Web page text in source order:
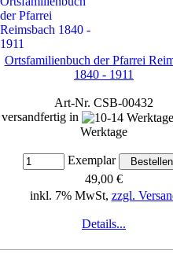
Ortsfamilienbuch der Pfarrei
1840 - 1911
Art-Nr. CSB-00432
versandfertig in
Werktage
Exemplar
49,00 €
inkl. 7% MwSt, zzgl.
Details...